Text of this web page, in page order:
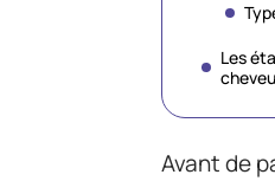
Les
Avant de